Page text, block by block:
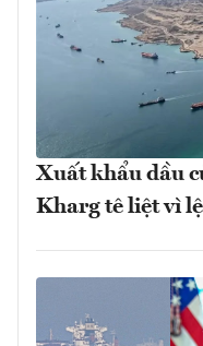
Xuất khẩu dầu
Kharg tê liệt vì